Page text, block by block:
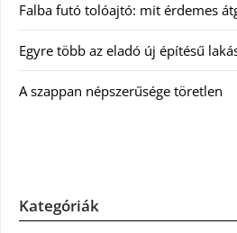
Falba futó tolóajtó: mit érdemes
Egyre több az eladó új építésű
A szappan népszerűsége töretlen
Kategóriák